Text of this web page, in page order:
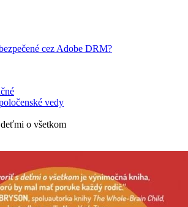
cez Adobe DRM?
vedy
o všetkom